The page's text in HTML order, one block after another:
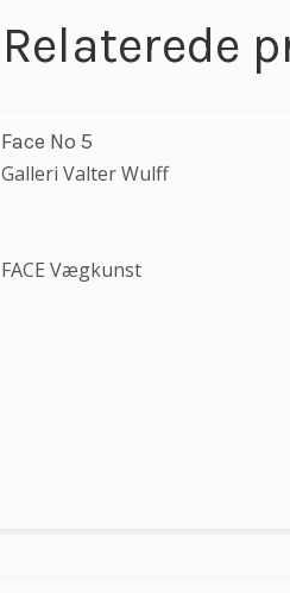
Relaterede
Face No 5
Galleri Valter Wulff
FACE Vægkunst